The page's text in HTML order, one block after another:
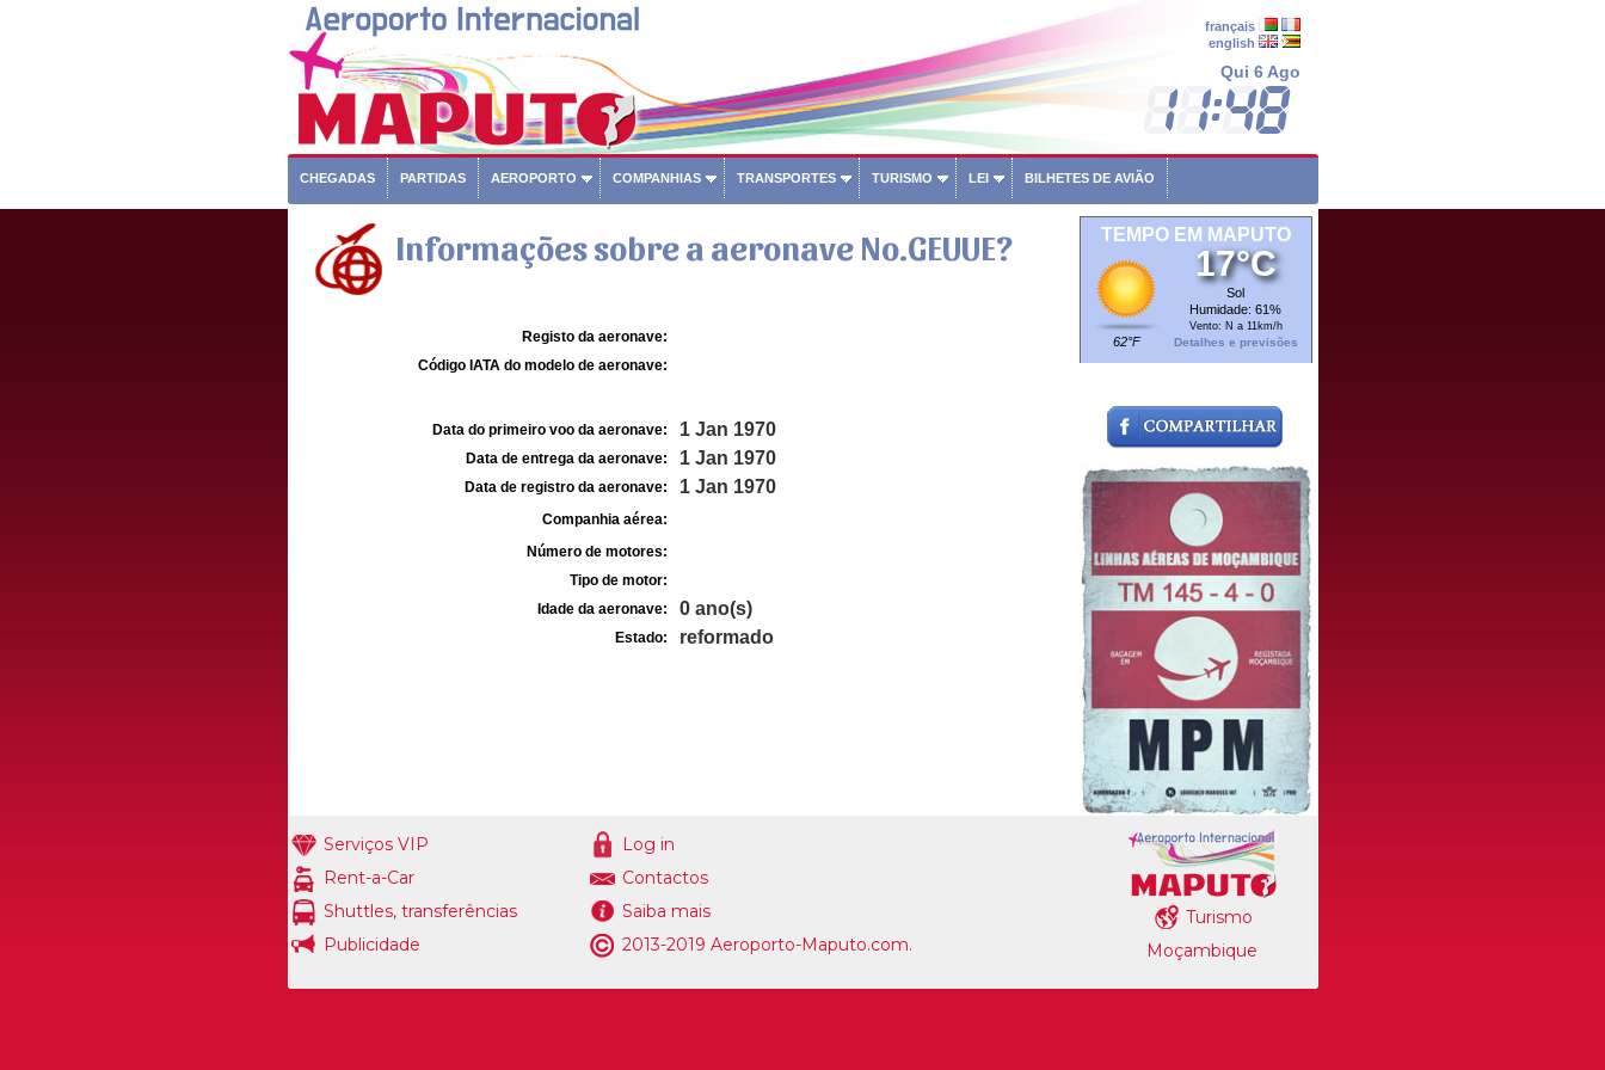
français
english
Qui 6 Ago
CHEGADAS PARTIDAS AEROPORTO COMPANHIAS TRANSPORTES TURISMO LEI BILHETES DE AVIÃO
Informações sobre a aeronave No.GEUUE?
Registo da aeronave:
Código IATA do modelo de aeronave:
Data do primeiro voo da aeronave: 1 Jan 1970
Data de entrega da aeronave: 1 Jan 1970
Data de registro da aeronave: 1 Jan 1970
Companhia aérea:
Número de motores:
Tipo de motor:
Idade da aeronave:
0 ano(s)
Estado: reformado
TEMPO EM MAPUTO
62°F
17°C
Sol
Humidade: 61%
Vento: N a 11km/h
Detalhes e previsões
Serviços VIP
Rent-a-Car
Shuttles, transferências
Publicidade
Log in
Contactos
Saiba mais
2013-2019 Aeroporto-Maputo.com.
Turismo
Moçambique